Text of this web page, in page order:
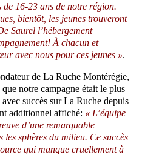
16-23 ans de notre région.
bientôt, les jeunes trouveront
Saurel l’hébergement
À chacun et
avec nous pour ces jeunes ».
de La Ruche Montérégie,
notre campagne était le plus
succès sur La Ruche depuis
additionnel affiché: « L’équipe
d’une remarquable
sphères du milieu. Ce succès
qui manque cruellement à